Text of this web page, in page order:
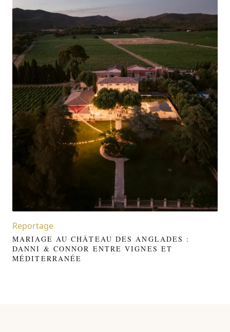
Reportage
MARIAGE AU CHÂTEAU DES ANGLADES :
DANNI & CONNOR ENTRE VIGNES ET
MÉDITERRANÉE